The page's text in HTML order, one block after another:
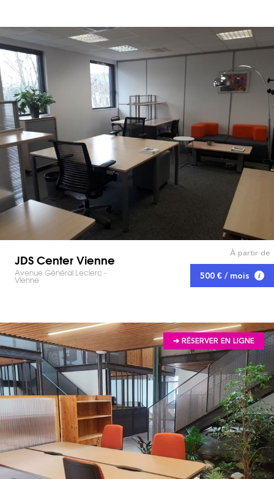
JDS Center Vienne
Avenue Général Leclerc -
Vienne
À partir de
500 € / mois
➔ RÉSERVER EN LIGNE